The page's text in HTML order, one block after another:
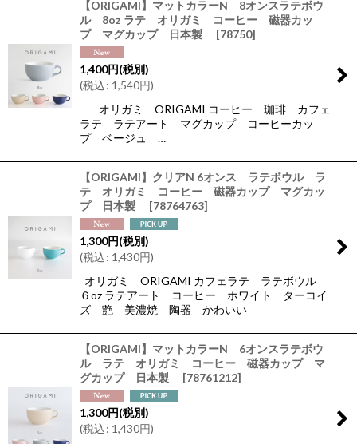
【ORIGAMI】マットカラーN 8オンスラテボウ
ル 8oz ラテ オリガミ コーヒー 磁器カッ
プ マグカップ 日本製
[78750]
1,400円(税別)
(税込: 1,540円)
オリガミ ORIGAMI コーヒー 珈琲 カフェ
ラテ ラテアート マグカップ コーヒーカッ
プ ベージュ …
【ORIGAMI】クリアN 6オンス ラテボウル ラ
テ オリガミ コーヒー 磁器カップ マグカッ
プ 日本製
[78764763]
1,300円(税別)
(税込: 1,430円)
オリガミ ORIGAMI カフェラテ ラテボウル
６oz ラテアート コーヒー ホワイト ターコイ
ズ 艶 美濃焼 陶器 かわいい
【ORIGAMI】マットカラーN 6オンスラテボウ
ル ラテ オリガミ コーヒー 磁器カップ マ
グカップ 日本製
[78761212]
1,300円(税別)
(税込: 1,430円)